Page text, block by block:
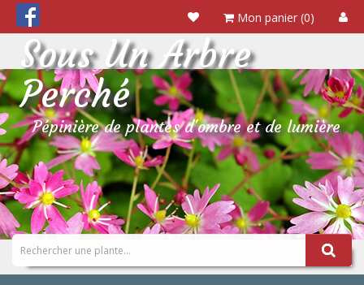
Mon panier (0)
Sous Un Arbre
Perché
Pépinière de plantes d'ombre et de lumière